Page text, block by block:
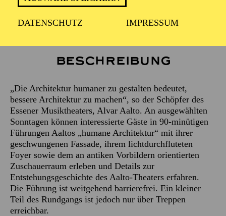
DATENSCHUTZ IMPRESSUM
Beschreibung
„Die Architektur humaner zu gestalten bedeutet,
bessere Architektur zu machen“, so der Schöpfer des
Essener Musiktheaters, Alvar Aalto. An ausgewählten
Sonntagen können interessierte Gäste in 90-minütigen
Führungen Aaltos „humane Architektur“ mit ihrer
geschwungenen Fassade, ihrem lichtdurchfluteten
Foyer sowie dem an antiken Vorbildern orientierten
Zuschauerraum erleben und Details zur
Entstehungsgeschichte des Aalto-Theaters erfahren.
Die Führung ist weitgehend barrierefrei. Ein kleiner
Teil des Rundgangs ist jedoch nur über Treppen
erreichbar.